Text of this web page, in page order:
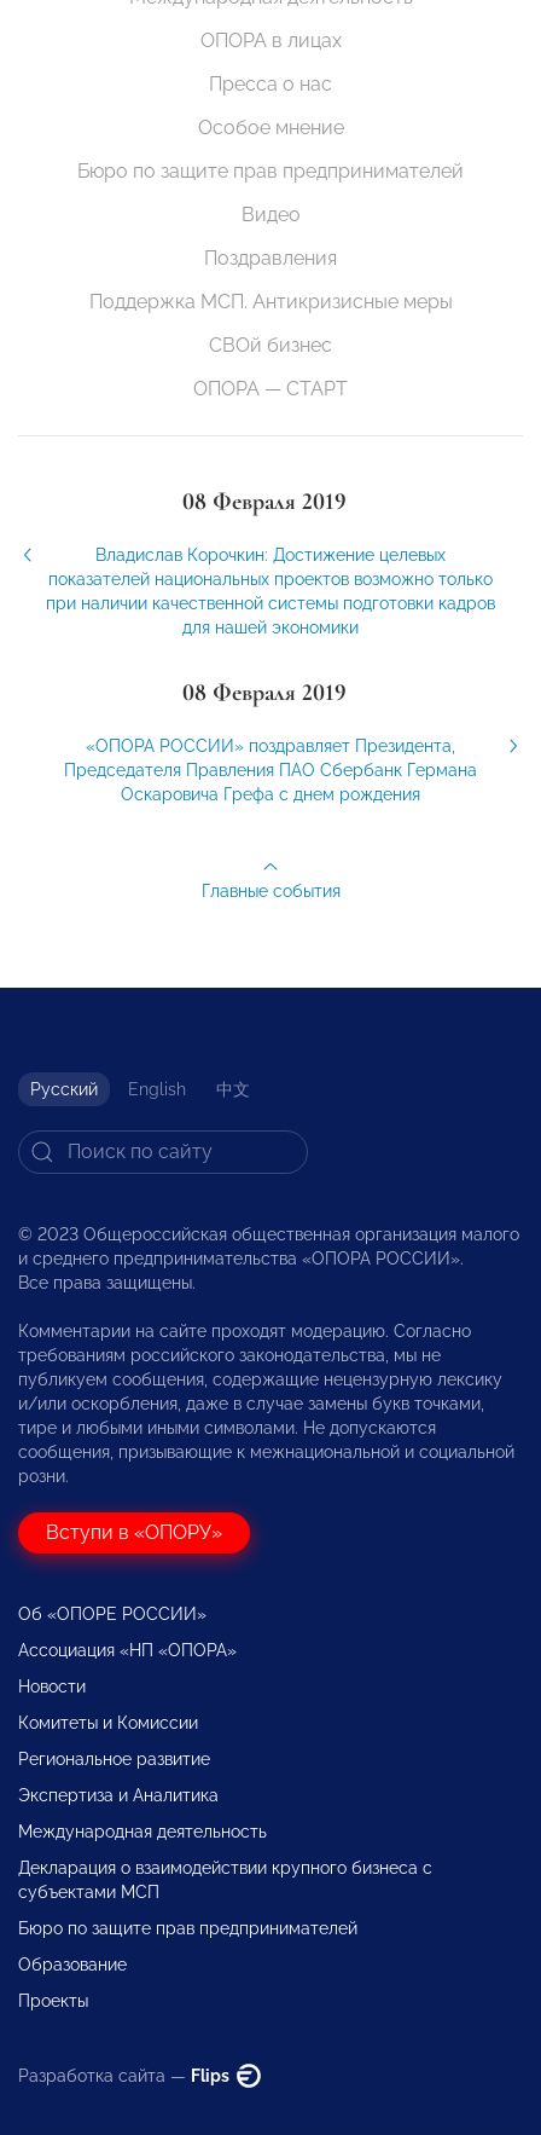
ОПОРА в лицах
Пресса о нас
Особое мнение
Бюро по защите прав предпринимателей
Видео
Поздравления
Поддержка МСП. Антикризисные меры
СВОй бизнес
ОПОРА — СТАРТ
08 Февраля 2019
Владислав Корочкин: Достижение целевых
показателей национальных проектов возможно только
при наличии качественной системы подготовки кадров
для нашей экономики
08 Февраля 2019
«ОПОРА РОССИИ» поздравляет Президента,
Председателя Правления ПАО Сбербанк Германа
Оскаровича Грефа с днем рождения
Главные события
Русский English 中文
© 2023 Общероссийская общественная организация малого
и среднего предпринимательства «ОПОРА РОССИИ».
Все права защищены.
Комментарии на сайте проходят модерацию. Согласно
требованиям российского законодательства, мы не
публикуем сообщения, содержащие нецензурную лексику
и/или оскорбления, даже в случае замены букв точками,
тире и любыми иными символами. Не допускаются
сообщения, призывающие к межнациональной и социальной
розни.
Вступи в «ОПОРУ»
Об «ОПОРЕ РОССИИ»
Ассоциация «НП «ОПОРА»
Новости
Комитеты и Комиссии
Региональное развитие
Экспертиза и Аналитика
Международная деятельность
Декларация о взаимодействии крупного бизнеса с
субъектами МСП
Бюро по защите прав предпринимателей
Образование
Проекты
Разработка сайта — Flips